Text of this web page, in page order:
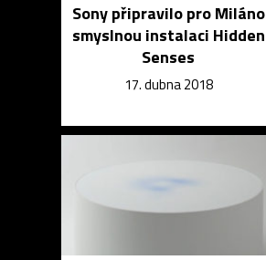
Sony připravilo pro Miláno
smyslnou instalaci Hidden
Senses
17. dubna 2018